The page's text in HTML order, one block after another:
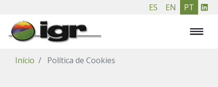
conteúdo
ES EN PT
Início Política de Cookies